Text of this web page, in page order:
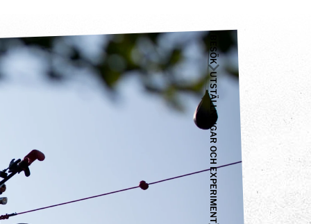
BESÖK
UTSTÄLLNINGAR OCH EXPERIMENT